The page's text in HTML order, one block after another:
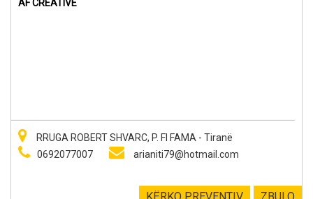
AF CREATIVE
RRUGA ROBERT SHVARC, P. FI FAMA - Tiranë
0692077007
arianiti79@hotmail.com